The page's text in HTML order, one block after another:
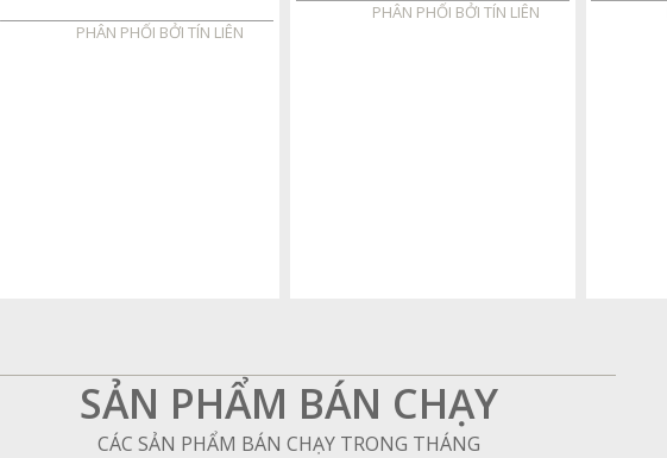
PHÂN PHỐI BỞI TÍN LIÊN
PHÂN PHỐI BỞI TÍN LIÊN
SẢN PHẨM BÁN CHẠY
CÁC SẢN PHẨM BÁN CHẠY TRONG THÁNG